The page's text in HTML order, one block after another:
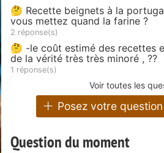
🤔 Recette beignets à la
vous mettez quand la farine ?
2 réponse(s)
🤔 -le coût estimé des recettes
de la vérité très très minoré , ??
1 réponse(s)
Voir toutes les
Posez votre question
Question du moment